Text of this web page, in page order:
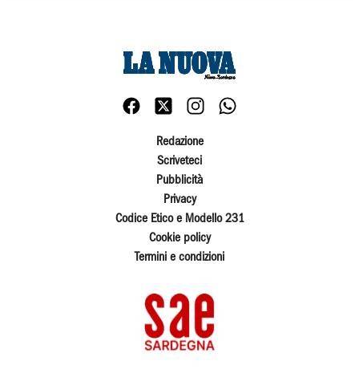
Redazione
Scriveteci
Pubblicità
Privacy
Codice Etico e Modello 231
Cookie policy
Termini e condizioni